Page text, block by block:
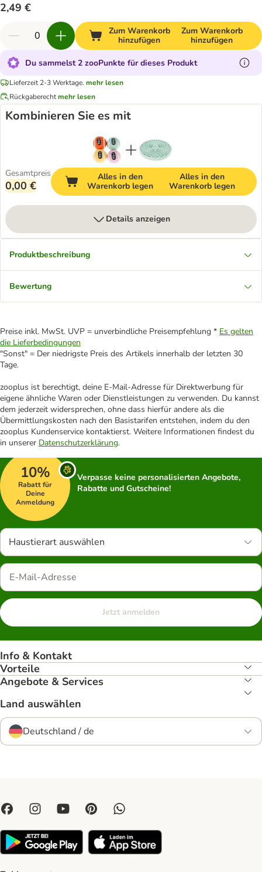
2,49 €
Zum Warenkorb
hinzufügen
Zum Warenkorb
hinzufügen
Du sammelst 2 zooPunkte für dieses Produkt
Lieferzeit 2-3 Werktage. mehr lesen
Rückgaberechtmehr lesen
Kombinieren Sie es mit
Gesamtpreis
0,00 €
Alles in den
Warenkorb legen
Alles in den
Warenkorb legen
Details anzeigen
Produktbeschreibung
Bewertung
Preise inkl. MwSt. UVP = unverbindliche Preisempfehlung * Es gelten
die Lieferbedingungen
"Sonst" = Der niedrigste Preis des Artikels innerhalb der letzten 30
Tage.
zooplus ist berechtigt, deine E-Mail-Adresse für Direktwerbung für
eigene ähnliche Waren oder Dienstleistungen zu verwenden. Du kannst
dem jederzeit widersprechen, ohne dass hierfür andere als die
Übermittlungskosten nach den Basistarifen entstehen, indem du den
zooplus Kundenservice kontaktierst. Weitere Informationen findest du
in unserer Datenschutzerklärung.
10%
Rabatt für
Deine
Anmeldung
Verpasse keine personalisierten Angebote,
Rabatte und Gutscheine!
Haustierart auswählen
Jetzt anmelden
Info & Kontakt
Vorteile
Angebote & Services
Land auswählen
Deutschland / de